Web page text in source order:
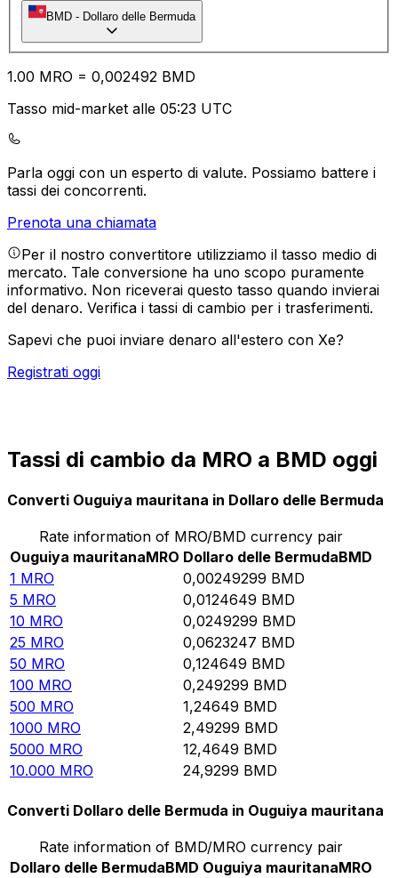
BMD - Dollaro delle Bermuda
1.00 MRO = 0,002492 BMD
Tasso mid-market alle 05:23 UTC
Parla oggi con un esperto di valute. Possiamo battere i
tassi dei concorrenti.
Prenota una chiamata
Per il nostro convertitore utilizziamo il tasso medio di
mercato. Tale conversione ha uno scopo puramente
informativo. Non riceverai questo tasso quando invierai
del denaro. Verifica i tassi di cambio per i trasferimenti.
Sapevi che puoi inviare denaro all'estero con Xe?
Registrati oggi
Tassi di cambio da MRO a BMD oggi
Converti Ouguiya mauritana in Dollaro delle Bermuda
Rate information of MRO/BMD currency pair
Ouguiya mauritanaMRO Dollaro delle BermudaBMD
1 MRO 0,00249299 BMD
5 MRO 0,0124649 BMD
10 MRO 0,0249299 BMD
25 MRO 0,0623247 BMD
50 MRO 0,124649 BMD
100 MRO 0,249299 BMD
500 MRO 1,24649 BMD
1000 MRO 2,49299 BMD
5000 MRO 12,4649 BMD
10.000 MRO 24,9299 BMD
Converti Dollaro delle Bermuda in Ouguiya mauritana
Rate information of BMD/MRO currency pair
Dollaro delle BermudaBMD Ouguiya mauritanaMRO